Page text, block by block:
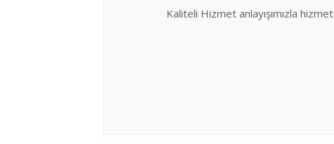
Kaliteli Hizmet anlayışımızla